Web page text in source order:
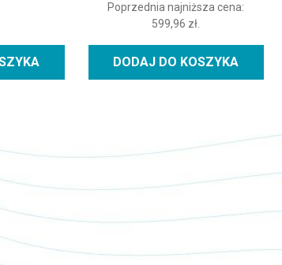
Poprzednia najniższa cena:
599,96 zł
DODAJ DO KOSZYKA